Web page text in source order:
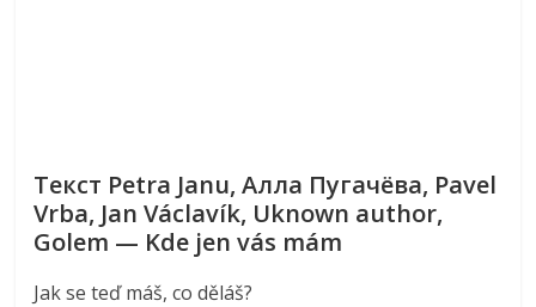
Текст Petra Janu, Алла Пугачёва, Pavel
Vrba, Jan Václavík, Uknown author,
Golem — Kde jen vás mám
Jak se teď máš, co děláš?